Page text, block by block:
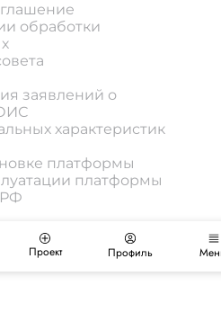
обработки
заявлений о
характеристик
платформы
платформы
Проект Профиль